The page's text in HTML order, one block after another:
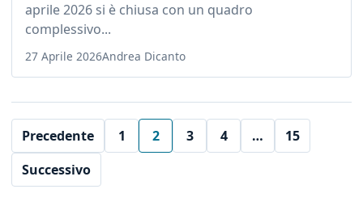
aprile 2026 si è chiusa con un quadro
complessivo...
27 Aprile 2026Andrea Dicanto
Precedente 1 2 3 4 …
15
Successivo